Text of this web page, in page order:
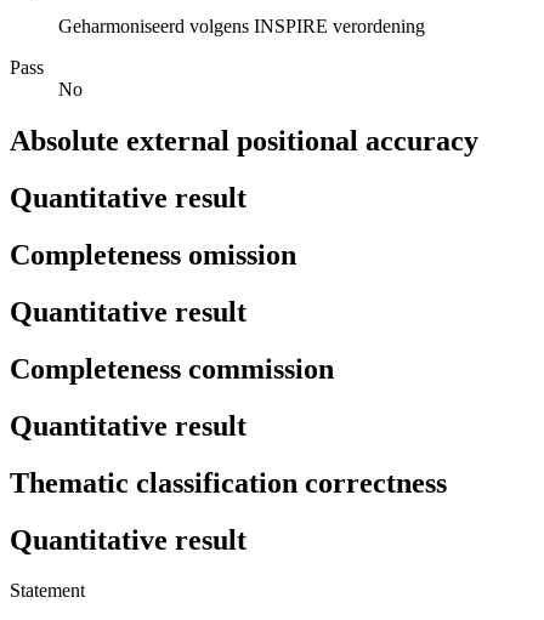
Geharmoniseerd volgens INSPIRE verordening
Pass
No
Absolute external positional accuracy
Quantitative result
Completeness omission
Quantitative result
Completeness commission
Quantitative result
Thematic classification correctness
Quantitative result
Statement